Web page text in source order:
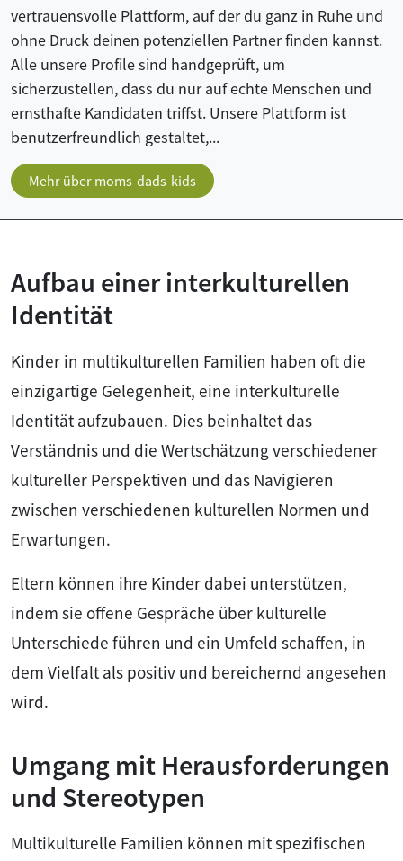
vertrauensvolle Plattform, auf der du ganz in Ruhe und
ohne Druck deinen potenziellen Partner finden kannst.
Alle unsere Profile sind handgeprüft, um
sicherzustellen, dass du nur auf echte Menschen und
ernsthafte Kandidaten triffst. Unsere Plattform ist
benutzerfreundlich gestaltet,...
Mehr über moms-dads-kids
Aufbau einer interkulturellen
Identität
Kinder in multikulturellen Familien haben oft die
einzigartige Gelegenheit, eine interkulturelle
Identität aufzubauen. Dies beinhaltet das
Verständnis und die Wertschätzung verschiedener
kultureller Perspektiven und das Navigieren
zwischen verschiedenen kulturellen Normen und
Erwartungen.
Eltern können ihre Kinder dabei unterstützen,
indem sie offene Gespräche über kulturelle
Unterschiede führen und ein Umfeld schaffen, in
dem Vielfalt als positiv und bereichernd angesehen
wird.
Umgang mit Herausforderungen
und Stereotypen
Multikulturelle Familien können mit spezifischen